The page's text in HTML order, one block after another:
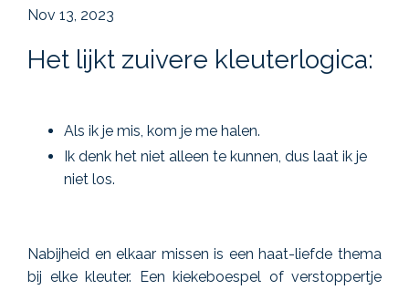
Nov 13, 2023
Het lijkt zuivere kleuterlogica:
Als ik je mis, kom je me halen.
Ik denk het niet alleen te kunnen, dus laat ik je
niet los.
Nabijheid en elkaar missen is een haat-liefde thema
bij elke kleuter. Een kiekeboespel of verstoppertje